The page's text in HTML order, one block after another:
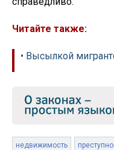
Читайте также:
• Высылкой
недвижимость